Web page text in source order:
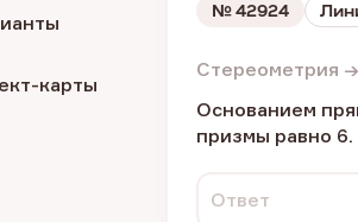
карты
№42924
Стереометрия
Основанием
призмы равно
Ответ